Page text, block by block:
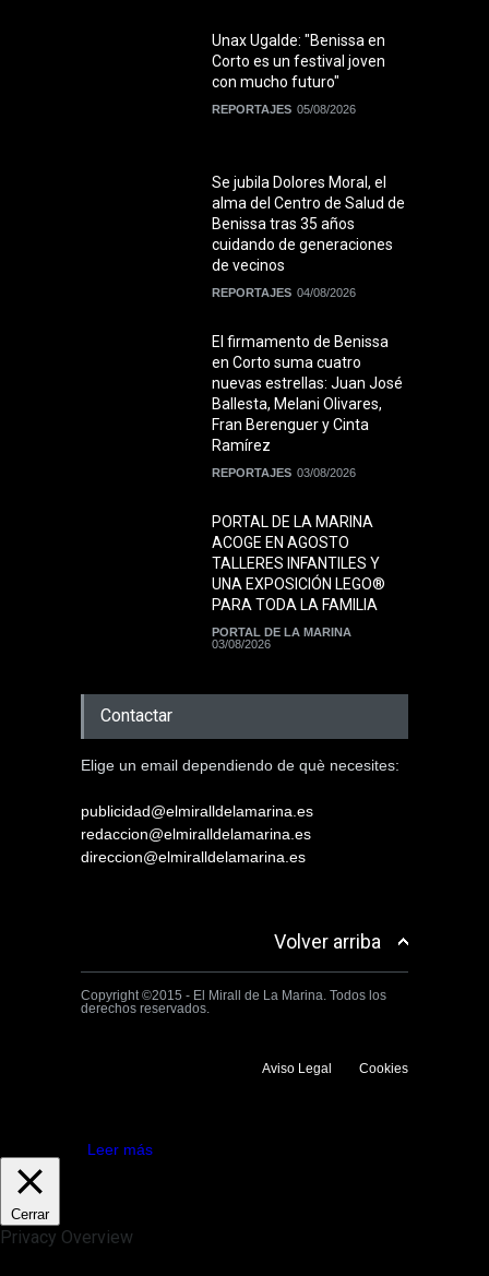
Unax Ugalde: "Benissa en
Corto es un festival joven
con mucho futuro"
REPORTAJES 05/08/2026
Se jubila Dolores Moral, el
alma del Centro de Salud de
Benissa tras 35 años
cuidando de generaciones
de vecinos
REPORTAJES 04/08/2026
El firmamento de Benissa
en Corto suma cuatro
nuevas estrellas: Juan José
Ballesta, Melani Olivares,
Fran Berenguer y Cinta
Ramírez
REPORTAJES 03/08/2026
PORTAL DE LA MARINA
ACOGE EN AGOSTO
TALLERES INFANTILES Y
UNA EXPOSICIÓN LEGO®
PARA TODA LA FAMILIA
PORTAL DE LA MARINA
03/08/2026
Contactar
Elige un email dependiendo de què necesites:
publicidad@elmiralldelamarina.es
redaccion@elmiralldelamarina.es
direccion@elmiralldelamarina.es
Volver arriba
Copyright ©2015 - El Mirall de La Marina. Todos los
derechos reservados.
Aviso Legal Cookies
Leer más
Cerrar
Privacy Overview